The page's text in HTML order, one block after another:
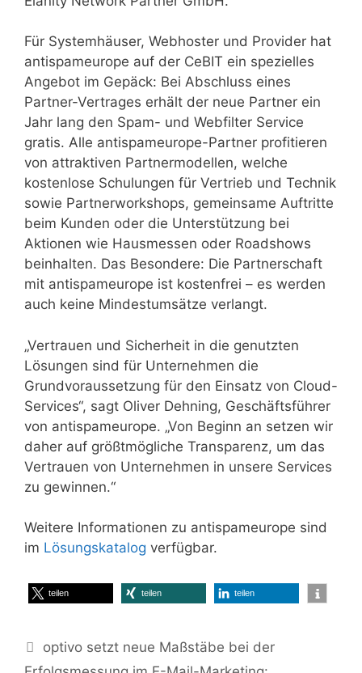
Für Systemhäuser, Webhoster und Provider hat
antispameurope auf der CeBIT ein spezielles
Angebot im Gepäck: Bei Abschluss eines
Partner-Vertrages erhält der neue Partner ein
Jahr lang den Spam- und Webfilter Service
gratis. Alle antispameurope-Partner profitieren
von attraktiven Partnermodellen, welche
kostenlose Schulungen für Vertrieb und Technik
sowie Partnerworkshops, gemeinsame Auftritte
beim Kunden oder die Unterstützung bei
Aktionen wie Hausmessen oder Roadshows
beinhalten. Das Besondere: Die Partnerschaft
mit antispameurope ist kostenfrei – es werden
auch keine Mindestumsätze verlangt.
„Vertrauen und Sicherheit in die genutzten
Lösungen sind für Unternehmen die
Grundvoraussetzung für den Einsatz von Cloud-
Services“, sagt Oliver Dehning, Geschäftsführer
von antispameurope. „Von Beginn an setzen wir
daher auf größtmögliche Transparenz, um das
Vertrauen von Unternehmen in unsere Services
zu gewinnen.“
Weitere Informationen zu antispameurope sind
im Lösungskatalog verfügbar.
teilen teilen teilen
optivo setzt neue Maßstäbe bei der